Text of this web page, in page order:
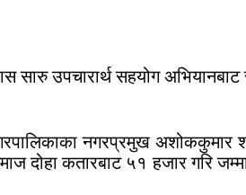
उपचारार्थ सहयोग
नगरप्रमुख अशोककुमार
दोहा कतारबाट ५१ हजार गरि